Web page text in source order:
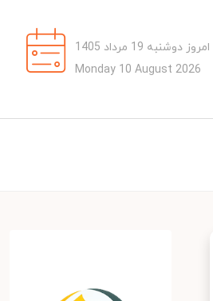
امروز دوشنبه 19 مرداد 1405
Monday 10 August 2026